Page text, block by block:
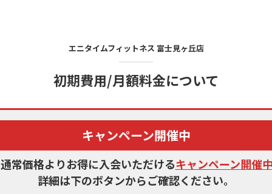
エニタイムフィットネス 富士見ヶ丘店
初期費用/月額料金について
キャンペーン開催中
常価格よりお得に入会いただけるキャンペーン開催中
詳細は下のボタンからご確認ください。